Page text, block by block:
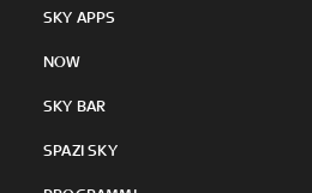
SKY APPS
NOW
SKY BAR
SPAZI SKY